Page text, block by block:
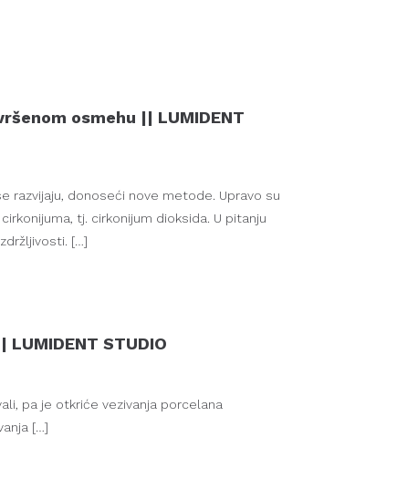
osmehu || LUMIDENT
razvijaju, donoseći nove metode. Upravo su
tj. cirkonijum dioksida. U pitanju
[…]
STUDIO
pa je otkriće vezivanja porcelana
[…]